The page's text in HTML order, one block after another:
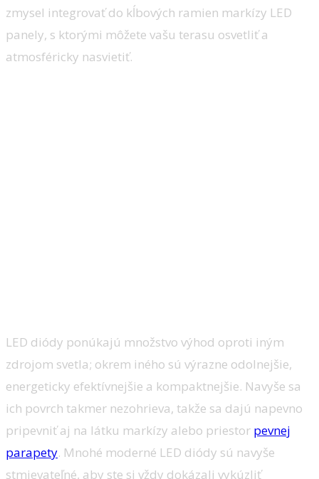
zmysel integrovať do kĺbových ramien markízy LED
panely, s ktorými môžete vašu terasu osvetliť a
atmosféricky nasvietiť.
LED diódy ponúkajú množstvo výhod oproti iným
zdrojom svetla; okrem iného sú výrazne odolnejšie,
energeticky efektívnejšie a kompaktnejšie. Navyše sa
ich povrch takmer nezohrieva, takže sa dajú napevno
pripevniť aj na látku markízy alebo priestor pevnej
parapety. Mnohé moderné LED diódy sú navyše
stmievateľné, aby ste si vždy dokázali vykúzliť